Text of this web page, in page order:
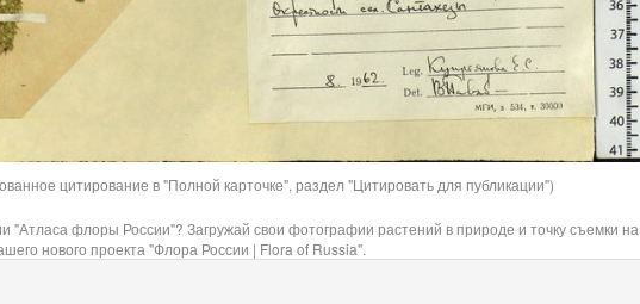
цитирование в "Полной карточке", раздел "Цитировать для публикации")
"Атласа флоры России"? Загружай свои фотографии растений в природе и точку съемки на
нового проекта "Флора России | Flora of Russia".